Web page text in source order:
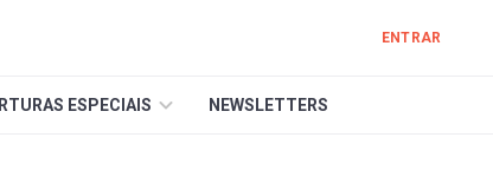
ENTRAR
ESPECIAIS NEWSLETTERS